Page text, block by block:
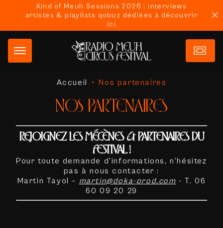
Kind of Meuh Sessions 2026 : interviews
artistes & playlists qobuz dédiées à découvrir
ici
Accueil • Nos partenaires
NOS PARTENAIRES
REJOIGNEZ LES MÉCÈNES & PARTENAIRES DU
FESTIVAL !
Pour toute demande d'informations, n’hésitez
pas à nous contacter :
Martin Tayol – martin@doka-prod.com - T. 06
60 09 20 29